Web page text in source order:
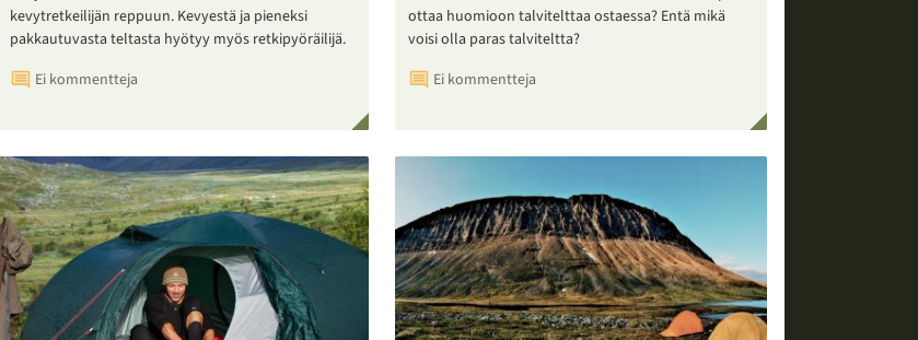
kevytretkeilijän reppuun. Kevyestä ja pieneksi
pakkautuvasta teltasta hyötyy myös retkipyöräilijä.
Ei kommentteja
ottaa huomioon talvitelttaa ostaessa? Entä mikä
voisi olla paras talviteltta?
Ei kommentteja